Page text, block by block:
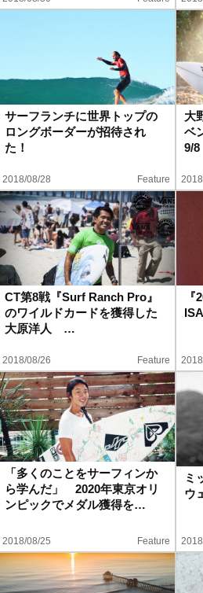
サーフランチに世界トップの
ロングボーダーが招待され
た！
2018/08/28 Feature
大
ベ
9/
CT第8戦『Surf Ranch Pro』
のワイルドカードを獲得した
大原洋人 …
2018/08/26 Feature
「多くのことをサーフィンか
ら学んだ」 2020年東京オリ
ンピックでメダル獲得を…
2018/08/25 Feature
ミ
ウ
ホリデースタイル
ウェストジャパン
イベント・リリース
FOLLOW US